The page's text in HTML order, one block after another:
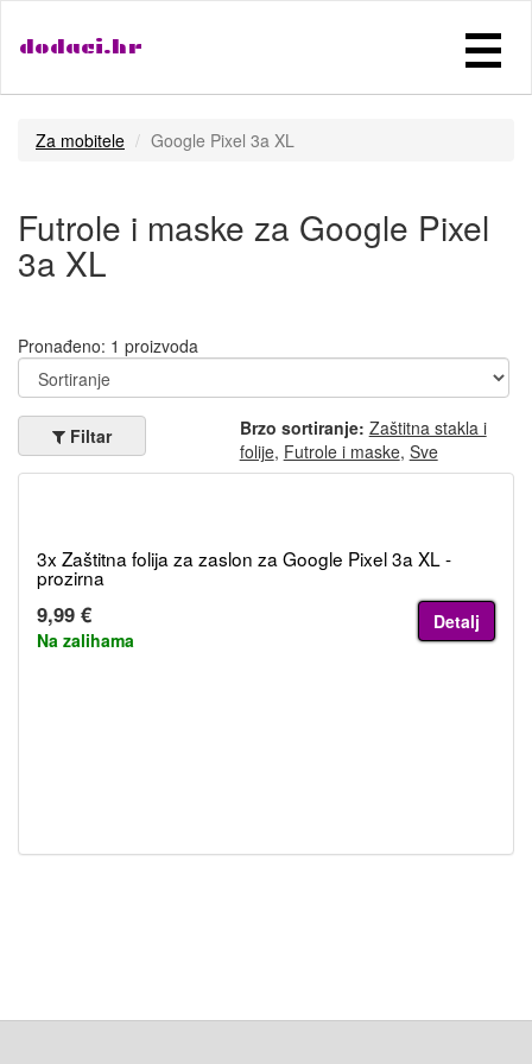
dodaci.hr
Za mobitele Google Pixel 3a XL
Futrole i maske za Google Pixel
3a XL
Pronađeno: 1 proizvoda
Filtar Brzo sortiranje: Zaštitna stakla i
folije, Futrole i maske, Sve
3x Zaštitna folija za zaslon za Google Pixel 3a XL -
prozirna
9,99 €
Na zalihama
Detalj